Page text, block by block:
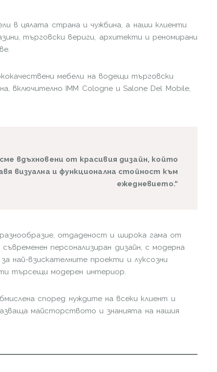
в цялата страна и чужбина, а наши клиенти
търговски вериги, архитекти и реномирани
мебели на водещи търговски
включително IMM Cologne и Salone Del Mobile,
вдъхновени от красивия дизайн, който
визуална и функционална стойност към
ежедневието.“
отдаденост и широка гама от
персонализиран дизайн, с модерна
най-взискателните проекти и луксозни
търсещи модерен интериор.
според нуждите на всеки клиент и
майсторството и знанията на нашия